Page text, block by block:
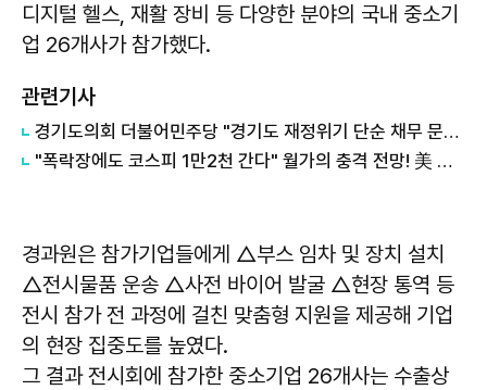
디지털 헬스, 재활 장비 등 다양한 분야의 국내 중소기
업 26개사가 참가했다.
관련기사
경기도의회 더불어민주당 "경기도 재정위기 단순 채무 문제 아냐"...세수체계 개편 논의
"폭락장에도 코스피 1만2천 간다" 월가의 충격 전망! 美 반도체 15% 관세 폭탄·7조 빚 경기도 세수 전쟁까지
경과원은 참가기업들에게 △부스 임차 및 장치 설치
△전시물품 운송 △사전 바이어 발굴 △현장 통역 등
전시 참가 전 과정에 걸친 맞춤형 지원을 제공해 기업
의 현장 집중도를 높였다.
그 결과 전시회에 참가한 중소기업 26개사는 수출상